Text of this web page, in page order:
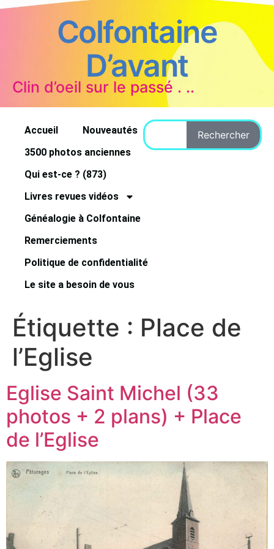
Colfontaine
D’avant
Clin d’oeil sur le passé . ..
Accueil
Nouveautés
3500 photos anciennes
Qui est-ce ? (873)
Livres revues vidéos
Généalogie à Colfontaine
Remerciements
Politique de confidentialité
Le site a besoin de vous
Rechercher
Étiquette : Place de
l’Eglise
Eglise Saint Michel (33
photos + 2 plans) + Place
de l’Eglise